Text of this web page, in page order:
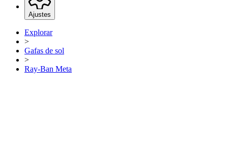
Ajustes
Explorar
>
Gafas de sol
>
Ray-Ban Meta